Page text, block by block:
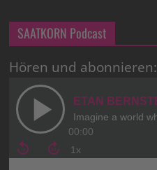
SAATKORN Podcast
Hören und abonnieren: